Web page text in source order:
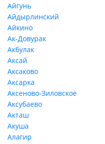
Айгунь
Айдырлинский
Айкино
Ак-Довурак
Акбулак
Аксай
Аксаково
Аксарка
Аксеново-Зиловское
Аксубаево
Акташ
Акуша
Алагир